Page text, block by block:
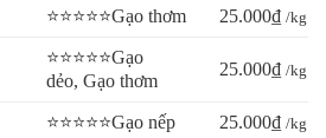
⭐⭐⭐⭐⭐Gạo thơm 25.000₫ /kg
⭐⭐⭐⭐⭐Gạo
dẻo, Gạo thơm
25.000₫ /kg
⭐⭐⭐⭐⭐Gạo nếp 25.000₫ /kg